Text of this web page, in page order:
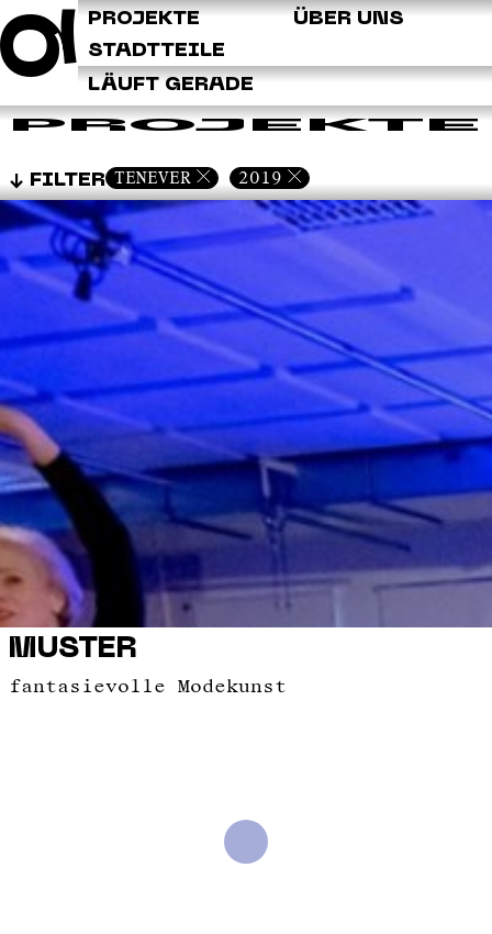
ÜBER UNS
PROJEKTE
STADTTEILE
LÄUFT GERADE
PROJEKTE
FILTER TENEVER 2019
MUSTER
fantasievolle Modekunst